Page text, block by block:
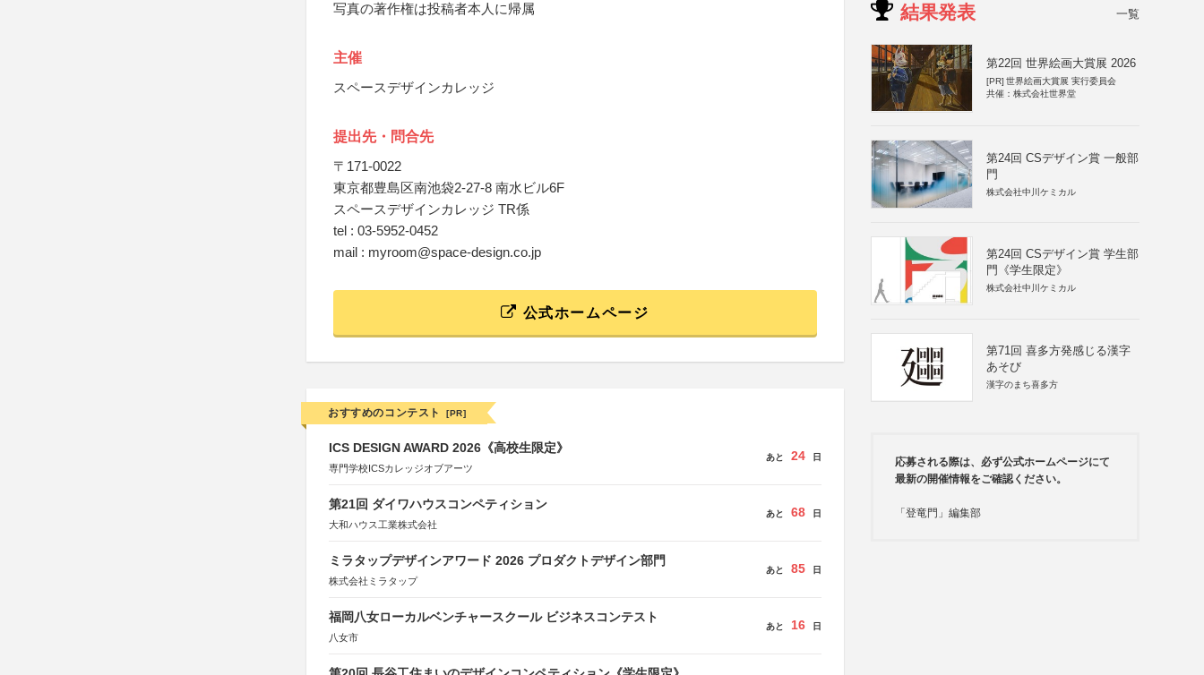
写真の著作権は投稿者本人に帰属
主催
スペースデザインカレッジ
提出先・問合先
〒171-0022
東京都豊島区南池袋2-27-8 南水ビル6F
スペースデザインカレッジ TR係
tel : 03-5952-0452
mail : myroom@space-design.co.jp
公式ホームページ
おすすめのコンテスト [PR]
ICS DESIGN AWARD 2026《高校生限定》
専門学校ICSカレッジオブアーツ
あと 24 日
第21回 ダイワハウスコンペティション
大和ハウス工業株式会社
あと 68 日
ミラタップデザインアワード 2026 プロダクトデザイン部門
株式会社ミラタップ
あと 85 日
福岡八女ローカルベンチャースクール ビジネスコンテスト
八女市
あと 16 日
結果発表 一覧
第22回 世界絵画大賞展 2026
[PR] 世界絵画大賞展 実行委員会
共催：株式会社世界堂
第24回 CSデザイン賞 一般部
門
株式会社中川ケミカル
第24回 CSデザイン賞 学生部
門《学生限定》
株式会社中川ケミカル
第71回 喜多方発感じる漢字
あそび
漢字のまち喜多方
応募される際は、必ず公式ホームページにて
最新の開催情報をご確認ください。
「登竜門」編集部